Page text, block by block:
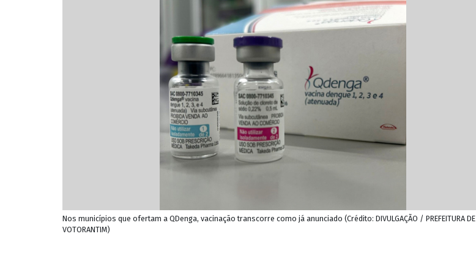
Nos municípios que ofertam a QDenga, vacinação transcorre como já anunciado (Crédito: DIVULGAÇÃO / PREFEITURA DE
VOTORANTIM)